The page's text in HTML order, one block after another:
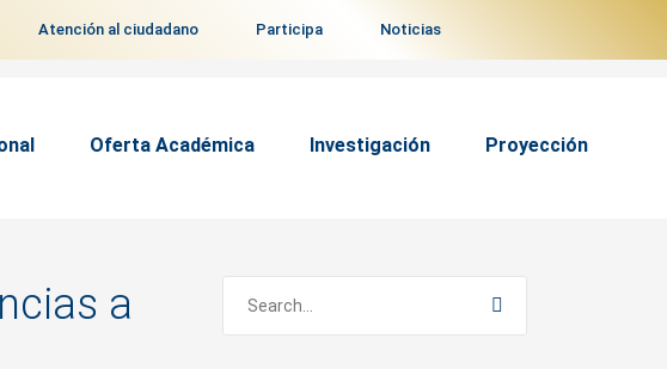
Atención al ciudadano Participa Noticias
Oferta Académica Investigación Proyección
a